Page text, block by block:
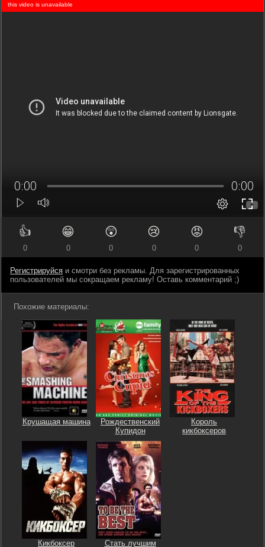
👍
0
😁
0
😲
0
😢
0
😡
0
👎
0
Регистрируйся и смотри без рекламы. Для зарегистрированных
пользователей мы сокращаем рекламу! Оставь комментарий ;)
Похожие материалы:
Крушащая машина
Рождественский
Купидон
Король
кикбоксеров
Кикбоксер Стать лучшим